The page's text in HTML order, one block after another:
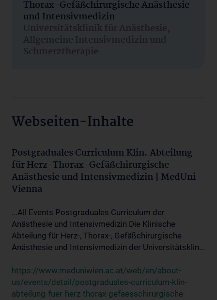
Thorax-Gefäßchirurgische Anästhesie
und Intensivmedizin
Universitätsklinik für Anästhesie,
Allgemeine Intensivmedizin und
Schmerztherapie
Webseiten-Inhalte
Postgraduales Curriculum Klin. Abteilung
für Herz-Thorax-Gefäßchirurgische
Anästhesie und Intensivmedizin | MedUni
Vienna
...All Events Postgraduales Curriculum der
Anästhesie und Intensivmedizin Die Klinische
Abteilung für Herz-, Thorax-, Gefäßchirurgische
Anästhesie und Intensivmedizin der Universitätsklin...
https://www.meduniwien.ac.at/web/en/about-
us/events/detail/postgraduales-curriculum-klin-
abteilung-fuer-herz-thorax-gefaesschirurgische-